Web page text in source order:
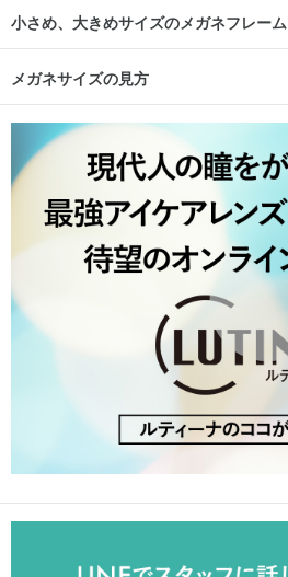
小さめ、大きめサイズのメガネフレーム
メガネサイズの見方